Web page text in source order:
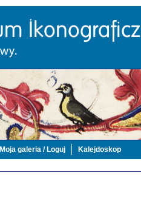
Moja galeria / Loguj Kalejdoskop